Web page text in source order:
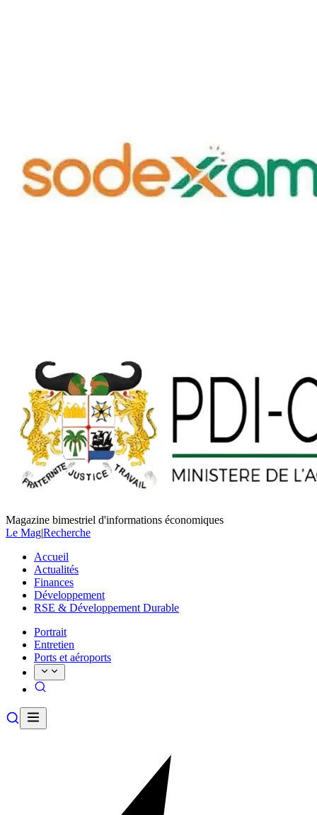
Magazine bimestriel d'informations économiques
Le Mag|Recherche
Accueil
Actualités
Finances
Développement
RSE & Développement Durable
Portrait
Entretien
Ports et aéroports